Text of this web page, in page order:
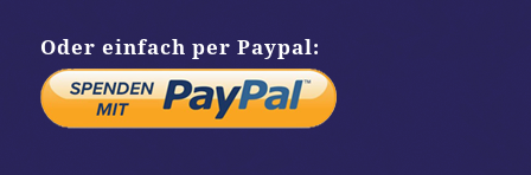
Oder einfach per Paypal: